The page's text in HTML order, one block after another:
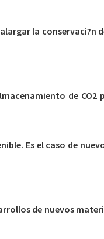
la conservaci?n
de CO2
Es el caso de
de nuevos